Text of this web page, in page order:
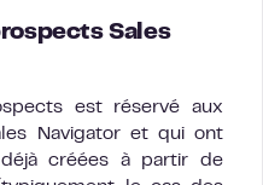
Sales
est réservé aux
Navigator et qui ont
créées à partir de